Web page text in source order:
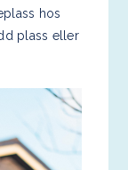
hos
plass eller